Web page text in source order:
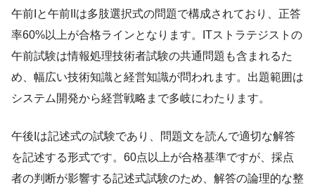
午前Iと午前IIは多肢選択式の問題で構成されており、正答
率60%以上が合格ラインとなります。ITストラテジストの
午前試験は情報処理技術者試験の共通問題も含まれるた
め、幅広い技術知識と経営知識が問われます。出題範囲は
システム開発から経営戦略まで多岐にわたります。
午後Iは記述式の試験であり、問題文を読んで適切な解答
を記述する形式です。60点以上が合格基準ですが、採点
者の判断が影響する記述式試験のため、解答の論理的な整